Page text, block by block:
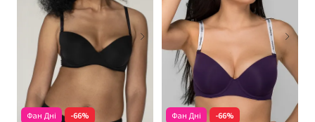
Фан Дні -66% Фан Дні -66%